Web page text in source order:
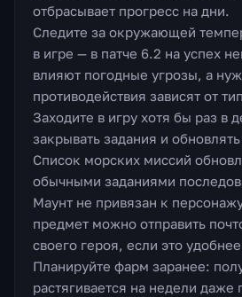
отбрасывает прогресс на дни.
Следите за окружающей
в игре — в патче 6.2 на успех
влияют погодные угрозы, а
противодействия зависят от
Заходите в игру хотя бы раз в
закрывать задания и
Список морских миссий
обычными заданиями
Маунт не привязан к
предмет можно отправить
своего героя, если это
Планируйте фарм заранее:
растягивается на недели